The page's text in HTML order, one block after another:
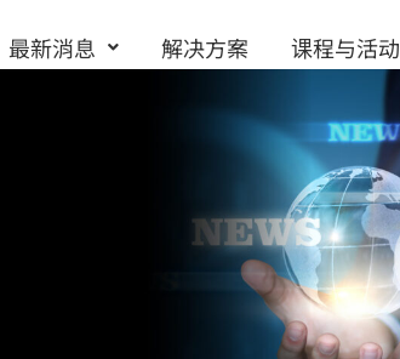
最新消息 解决方案 课程与活动